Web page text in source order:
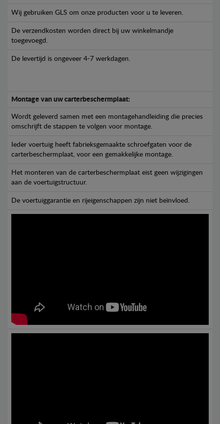
Wij gebruiken GLS om onze producten voor u te leveren.
De verzendkosten worden direct bij uw winkelmandje
toegevoegd.
De levertijd is ongeveer 4-7 werkdagen.
Montage van uw carterbeschermplaat:
Wordt geleverd samen met een montagehandleiding die precies
omschrijft de stappen te volgen voor montage.
Ieder voertuig heeft fabrieksgemaakte schroefgaten voor de
carterbeschermplaat, voor een gemakkelijke montage.
Het monteren van de carterbeschermplaat eist geen wijzigingen
aan de voertuigstructuur.
De voertuiggarantie en rijeigenschappen zijn niet beïnvloed.